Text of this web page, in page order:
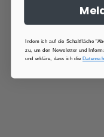
Indem ich auf die Schaltfläche
zu, um den Newsletter und
und erkläre, dass ich die